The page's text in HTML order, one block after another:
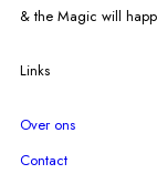
& the Magic will
Links
Over ons
Contact